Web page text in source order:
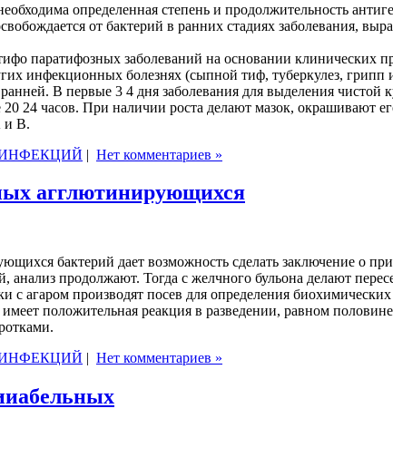
определенная степень и продолжительность
от бактерий в ранних стадиях заболевания,
паратифозных заболеваний на основании клинических
инфекционных болезнях (сыпной тиф, туберкулез,
В первые 3 4 дня заболевания для выделения
24 часов. При наличии роста делают мазок, окрашивают
и В.
| Нет комментариев »
агглютинирующихся
бактерий дает возможность сделать заключение о
анализ продолжают. Тогда с желчного бульона делают
агаром производят посев для определения
положительная реакция в разведении, равном
| Нет комментариев »